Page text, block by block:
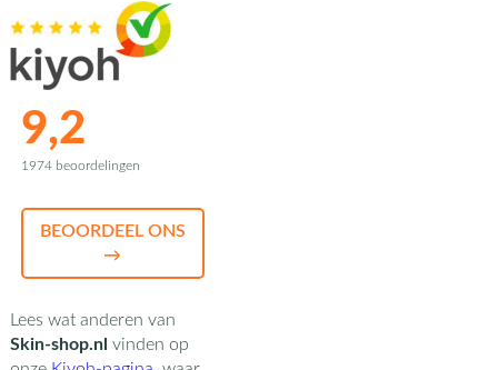
9,2
1974 beoordelingen
BEOORDEEL ONS
→
Lees wat anderen van
Skin-shop.nl vinden op